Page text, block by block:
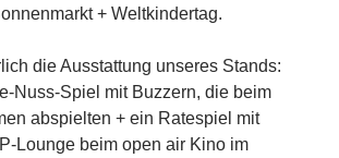
+ Weltkindertag.
die Ausstattung unseres Stands:
Nuss-Spiel mit Buzzern, die beim
abspielten + ein Ratespiel mit
Lounge beim open air Kino im